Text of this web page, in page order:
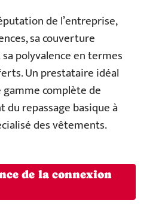
de l’entreprise,
sa couverture
sa polyvalence en termes
Un prestataire idéal
complète de
du repassage basique à
des vêtements.
de la connexion